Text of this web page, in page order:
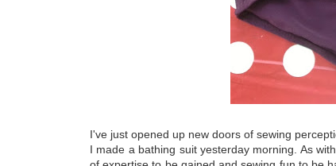
I've just opened up new doors of sewing
I made a bathing suit yesterday morning. As